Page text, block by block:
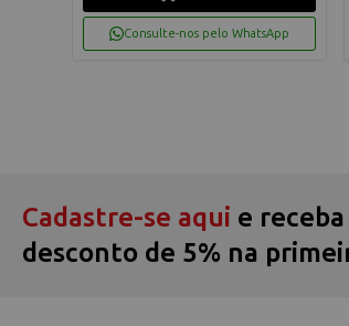
Consulte-nos pelo WhatsApp
Cadastre-se aqui e
desconto de 5% na